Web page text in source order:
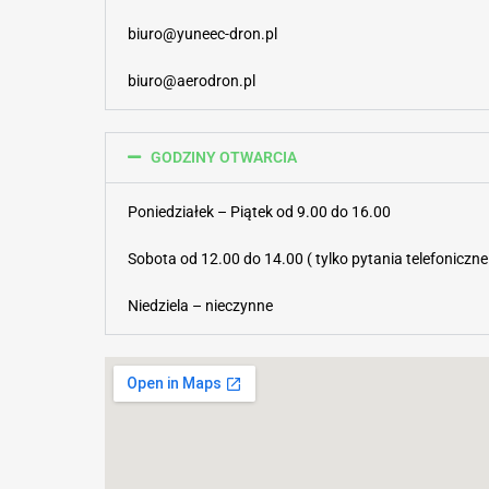
biuro@yuneec-dron.pl
biuro@aerodron.pl
GODZINY OTWARCIA
Poniedziałek – Piątek od 9.00 do 16.00
Sobota od 12.00 do 14.00 ( tylko pytania
Niedziela – nieczynne